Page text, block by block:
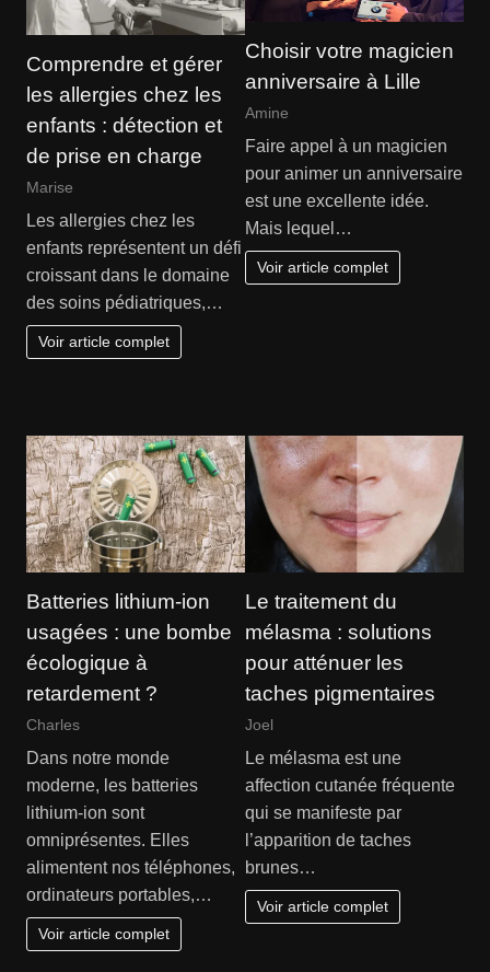
Comprendre et gérer
les allergies chez les
enfants : détection et
de prise en charge
Marise
Les allergies chez les
enfants représentent un défi
croissant dans le domaine
des soins pédiatriques,…
Voir article complet
Choisir votre magicien
anniversaire à Lille
Amine
Faire appel à un magicien
pour animer un anniversaire
est une excellente idée.
Mais lequel…
Voir article complet
Batteries lithium-ion
usagées : une bombe
écologique à
retardement ?
Charles
Dans notre monde
moderne, les batteries
lithium-ion sont
omniprésentes. Elles
alimentent nos téléphones,
ordinateurs portables,…
Voir article complet
Le traitement du
mélasma : solutions
pour atténuer les
taches pigmentaires
Joel
Le mélasma est une
affection cutanée fréquente
qui se manifeste par
l’apparition de taches
brunes…
Voir article complet